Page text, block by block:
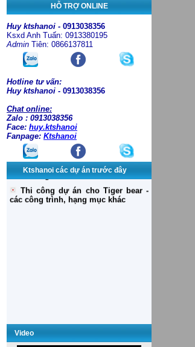
HỖ TRỢ ONLINE
Huy ktshanoi - 0913038356
Ksxd Anh Tuấn: 0913380195
Admin Tiên: 0866137811
Hotline tư vấn:
Huy ktshanoi - 0913038356
Chat online:
Zalo : 0913038356
Face: huy.ktshanoi
Fanpage: Ktshanoi
Ktshanoi các dự án trước đây
Invest Group
Khách sạn Dân Chủ, Trụ sở làm
Video